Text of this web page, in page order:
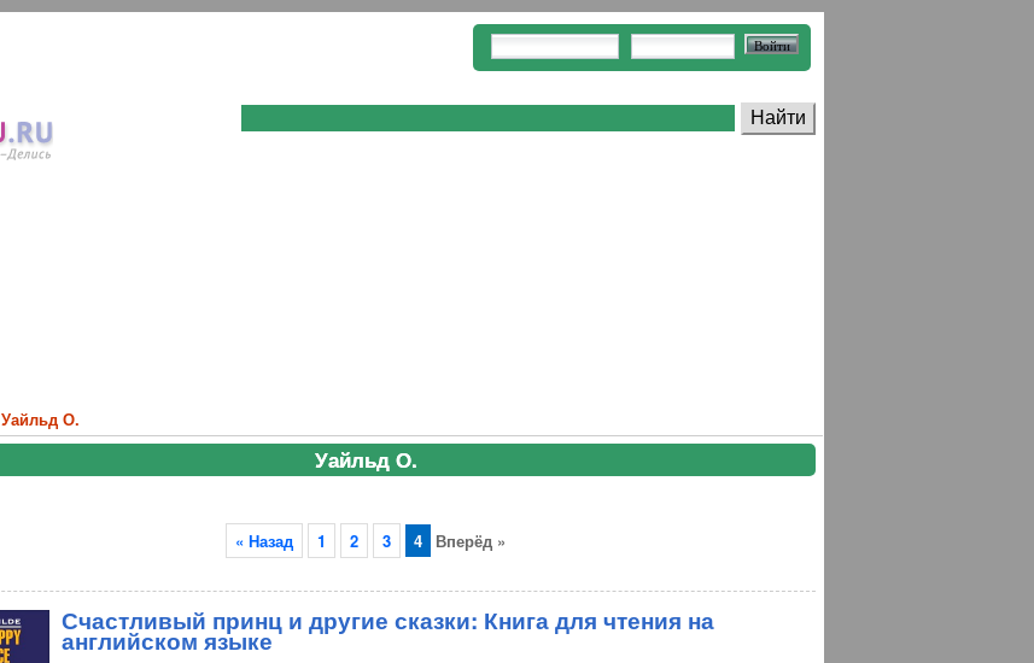
Уайльд О.
Уайльд О.
« Назад 1 2 3 4 Вперёд »
Счастливый принц и другие сказки: Книга для чтения на
английском языке